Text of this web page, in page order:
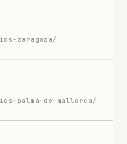
zaragoza/
palma-de-mallorca/